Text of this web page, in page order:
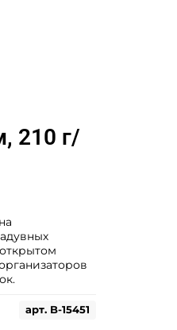
арт. B-15451
210 г/